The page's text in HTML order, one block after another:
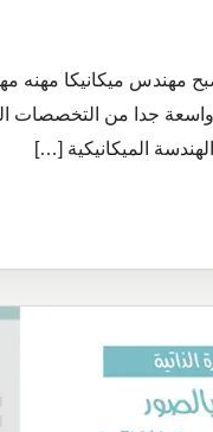
مهندس ميكانيكا مهنه
جدا من التخصصات
الميكانيكية […]